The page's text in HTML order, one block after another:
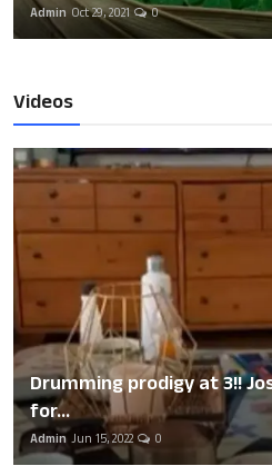
Admin Oct 29, 2021 0
Videos
Drumming prodigy at 3!!
for...
Admin Jun 15, 2022 0